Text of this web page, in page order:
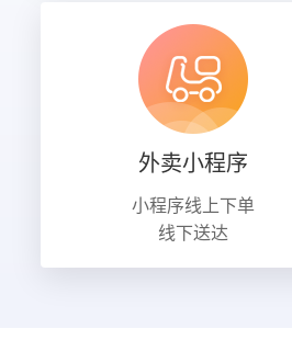
外卖小程序
小程序线上下单
线下送达